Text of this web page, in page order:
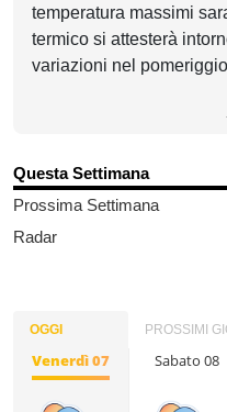
temperatura massimi
termico si attesterà
variazioni nel pomeriggio
Questa Settimana
Prossima Settimana
Radar
OGGI PROSSIMI
Venerdì 07 Sabato 08